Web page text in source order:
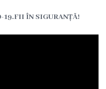
19.FII ÎN SIGURANȚĂ!